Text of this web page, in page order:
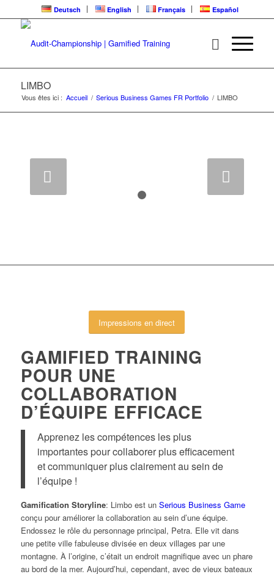
Deutsch English Français Español
LIMBO
Vous êtes ici : Accueil / Serious Business Games FR Portfolio / LIMBO
d’equipe efficace
Impressions en direct
GAMIFIED TRAINING
POUR UNE
COLLABORATION
D’ÉQUIPE EFFICACE
Apprenez les compétences les plus
importantes pour collaborer plus efficacement
et communiquer plus clairement au sein de
l’équipe !
Gamification Storyline: Limbo est un Serious Business Game
conçu pour améliorer la collaboration au sein d’une équipe.
Endossez le rôle du personnage principal, Petra. Elle vit dans
une petite ville fabuleuse divisée en deux villages par une
montagne. À l’origine, c’était un endroit magnifique avec un phare
au bord de la mer. Aujourd’hui, cependant, avec de vieux bateaux